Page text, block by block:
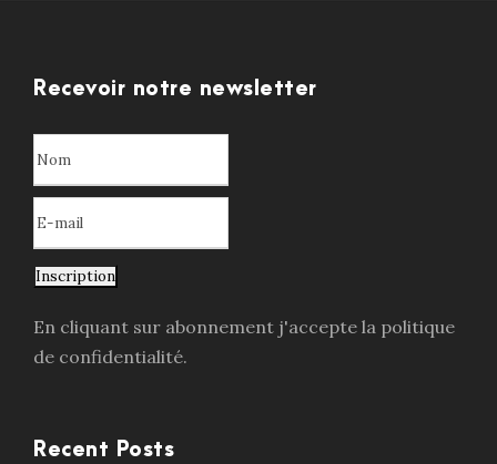
Recevoir notre newsletter
Inscription
En cliquant sur abonnement j'accepte la politique
de confidentialité.
Recent Posts